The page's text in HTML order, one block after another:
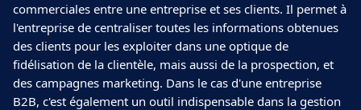
commerciales entre une entreprise et ses clients. Il permet à
l'entreprise de centraliser toutes les informations obtenues
des clients pour les exploiter dans une optique de
fidélisation de la clientèle, mais aussi de la prospection, et
des campagnes marketing. Dans le cas d'une entreprise
B2B, c'est également un outil indispensable dans la gestion